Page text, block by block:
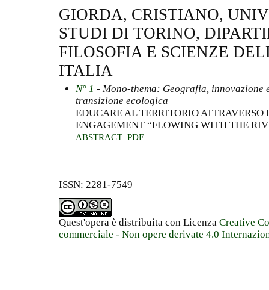
GIORDA, CRISTIANO,
STUDI DI TORINO,
FILOSOFIA E SCIENZE
ITALIA
N° 1 - Mono-thema: Geografia,
transizione ecologica
EDUCARE AL TERRITORIO
ENGAGEMENT “FLOWING WITH THE
ABSTRACT PDF
ISSN: 2281-7549
Quest'opera è distribuita con Licenza Creative
commerciale - Non opere derivate 4.0